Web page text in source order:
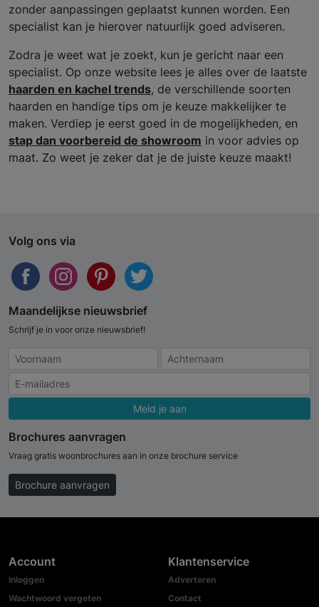
zonder aanpassingen geplaatst kunnen worden. Een
specialist kan je hierover natuurlijk goed adviseren.
Zodra je weet wat je zoekt, kun je gericht naar een
specialist. Op onze website lees je alles over de laatste
haarden en kachel trends, de verschillende soorten
haarden en handige tips om je keuze makkelijker te
maken. Verdiep je eerst goed in de mogelijkheden, en
stap dan voorbereid de showroom in voor advies op
maat. Zo weet je zeker dat je de juiste keuze maakt!
Volg ons via
Maandelijkse nieuwsbrief
Schrijf je in voor onze nieuwsbrief!
Meld je aan
Brochures aanvragen
Vraag gratis woonbrochures aan in onze brochure service
Brochure aanvragen
Account
Inloggen
Wachtwoord vergeten
Klantenservice
Adverteren
Contact